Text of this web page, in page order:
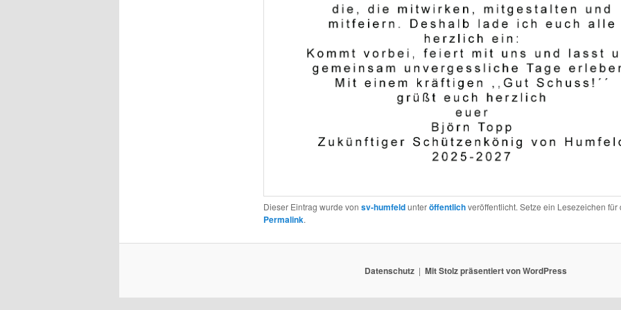
Dieser Eintrag wurde von sv-humfeldunteröffentlichveröffentlicht. Setze ein Lesezeichen für
Permalink.
Datenschutz Mit Stolz präsentiert von WordPress